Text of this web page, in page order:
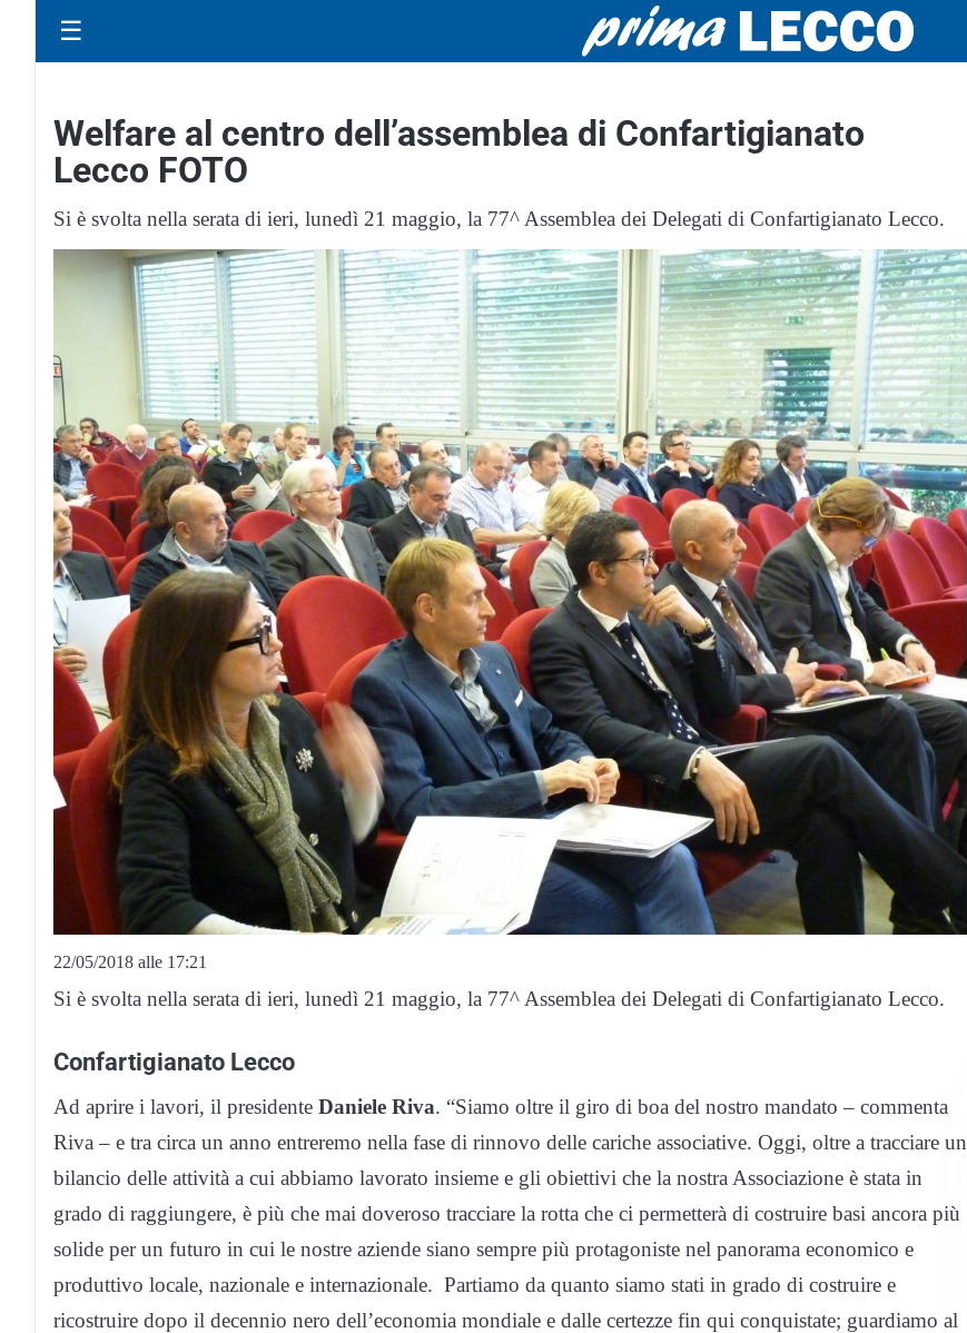
☰
Welfare al centro dell’assemblea di Confartigianato
Lecco FOTO
Si è svolta nella serata di ieri, lunedì 21 maggio, la 77^ Assemblea dei Delegati di Confartigianato Lecco.
22/05/2018 alle 17:21
Si è svolta nella serata di ieri, lunedì 21 maggio, la 77^ Assemblea dei Delegati di Confartigianato Lecco.
Confartigianato Lecco
Ad aprire i lavori, il presidente Daniele Riva. “Siamo oltre il giro di boa del nostro mandato – commenta
Riva – e tra circa un anno entreremo nella fase di rinnovo delle cariche associative. Oggi, oltre a tracciare un
bilancio delle attività a cui abbiamo lavorato insieme e gli obiettivi che la nostra Associazione è stata in
grado di raggiungere, è più che mai doveroso tracciare la rotta che ci permetterà di costruire basi ancora più
solide per un futuro in cui le nostre aziende siano sempre più protagoniste nel panorama economico e
produttivo locale, nazionale e internazionale. Partiamo da quanto siamo stati in grado di costruire e
ricostruire dopo il decennio nero dell’economia mondiale e dalle certezze fin qui conquistate; guardiamo al